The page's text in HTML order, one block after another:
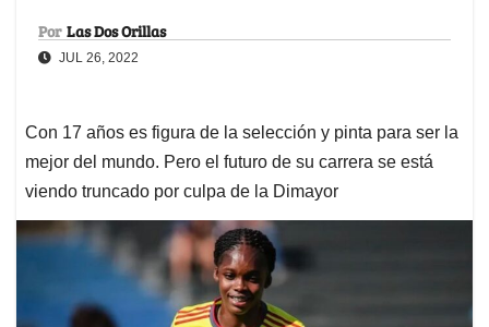
Por Las Dos Orillas
JUL 26, 2022
Con 17 años es figura de la selección y pinta para ser la
mejor del mundo. Pero el futuro de su carrera se está
viendo truncado por culpa de la Dimayor